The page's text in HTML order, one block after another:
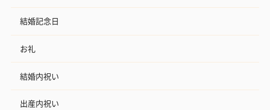
結婚記念日
お礼
結婚内祝い
出産内祝い